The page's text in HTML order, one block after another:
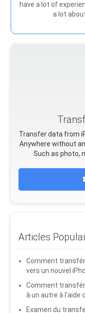
have a lot of
a lot
Transfer data from
Anywhere without
Such as photo,
Articles
Comment
vers un nouvel
Comment
à un autre à l'aide
Examen du